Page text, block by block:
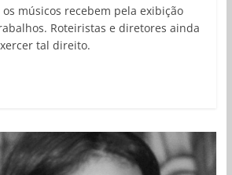
músicos recebem pela exibição
Roteiristas e diretores ainda
tal direito.